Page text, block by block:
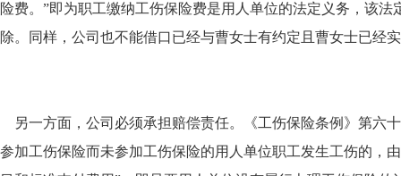
险费。”即为职工缴纳工伤保险费是用人单位的法定义务，该
除。同样，公司也不能借口已经与曹女士有约定且曹女士已经
另一方面，公司必须承担赔偿责任。《工伤保险条例》第六
参加工伤保险而未参加工伤保险的用人单位职工发生工伤的，